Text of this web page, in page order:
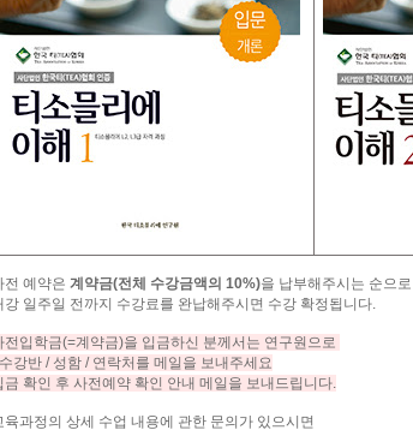
전 예약은 계약금(전체 수강금액의 10%)을 납부해주시는 순으로
강 일주일 전까지 수강료를 완납해주시면 수강 확정됩니다.
전입학금(=계약금)을 입금하신 분께서는 연구원으로
수강반 / 성함 / 연락처를 메일을 보내주세요
금 확인 후 사전예약 확인 안내 메일을 보내드립니다.
육과정의 상세 수업 내용에 관한 문의가 있으시면